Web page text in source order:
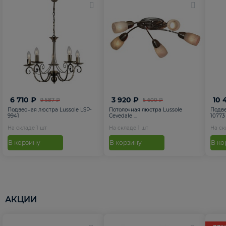
9 587 ₽
6 710 ₽
Подвесная люстра Lussole LSP-
9941
На складе 1 шт
В корзину
5 600 ₽
3 920 ₽
Потолочная люстра Lussole
Cevedale ...
На складе 1 шт
В корзину
10
10773
На
В
АКЦИИ